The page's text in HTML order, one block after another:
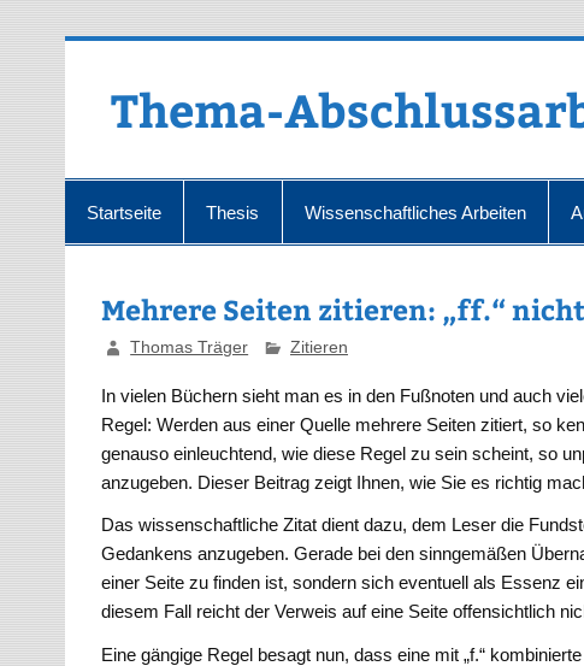
Thema-
Startseite Thesis Wissenschaftliches Arbeiten
Mehrere Seiten zitieren: „ff.“
Thomas Träger Zitieren
In vielen Büchern sieht man es in den Fußnoten und auch
Regel: Werden aus einer Quelle mehrere Seiten zitiert, so
genauso einleuchtend, wie diese Regel zu sein scheint, so
anzugeben. Dieser Beitrag zeigt Ihnen, wie Sie es richtig
Das wissenschaftliche Zitat dient dazu, dem Leser die
Gedankens anzugeben. Gerade bei den sinngemäßen
einer Seite zu finden ist, sondern sich eventuell als Essenz
diesem Fall reicht der Verweis auf eine Seite offensichtlich
Eine gängige Regel besagt nun, dass eine mit „f.“